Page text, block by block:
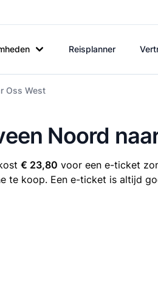
Reisplanner
Oss West
Noord
€ 23,80 voor een e-ticket
te koop. Een e-ticket is altijd